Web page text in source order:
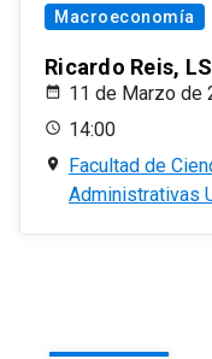
Macroeconomía
Ricardo Reis,
11 de Marzo de
14:00
Facultad de
Administrativas